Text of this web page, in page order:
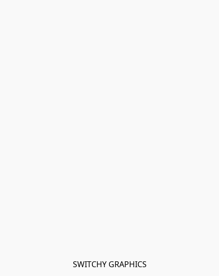
SWITCHY GRAPHICS